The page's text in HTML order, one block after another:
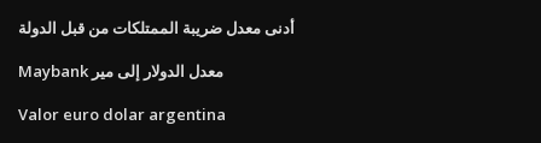
أدنى معدل ضريبة الممتلكات من قبل الدولة
Maybank معدل الدولار إلى مير
Valor euro dolar argentina